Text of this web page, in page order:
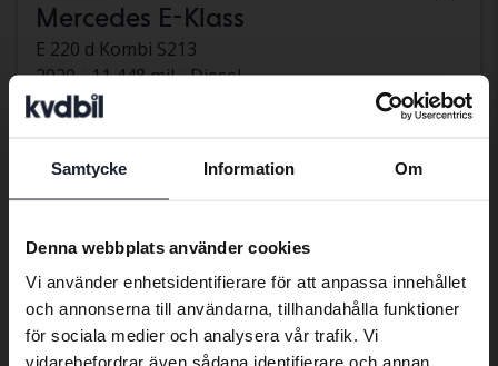
Samtycke Information Om
Denna webbplats använder cookies
Vi använder enhetsidentifierare för att anpassa innehållet
och annonserna till användarna, tillhandahålla funktioner
för sociala medier och analysera vår trafik. Vi
vidarebefordrar även sådana identifierare och annan
Mercedes E-Klass
E 220 d Kombi S213
2020
11 448 mil
Diesel
Svedala
305 900 kr
Med finansiering
Sänkt pris
Preferred language
We have detected that your browser
Swedish. To better service our friends
abroad we have an English language
site (kvdcars.com) that contains all the